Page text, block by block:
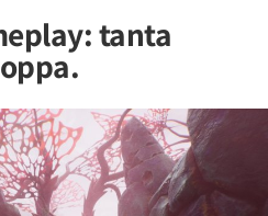
tanta